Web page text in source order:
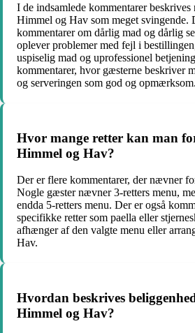
I de indsamlede kommentarer beskrives
Himmel og Hav som meget svingende.
kommentarer om dårlig mad og dårlig
oplever problemer med fejl i
uspiselig mad og uprofessionel
kommentarer, hvor gæsterne beskriver
og serveringen som god og opmærksom.
Hvor mange retter kan man
Himmel og Hav?
Der er flere kommentarer, der nævner
Nogle gæster nævner 3-retters menu,
endda 5-retters menu. Der er også
specifikke retter som paella eller
afhænger af den valgte menu eller
Hav.
Hvordan beskrives
Himmel og Hav?